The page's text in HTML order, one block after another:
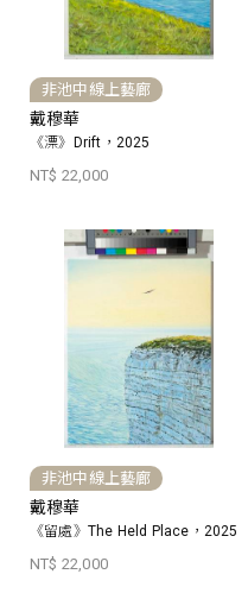
非池中線上藝廊
戴穆華
《漂》Drift，2025
NT$ 22,000
非池中線上藝廊
戴穆華
《留處》The Held Place，2025
NT$ 22,000